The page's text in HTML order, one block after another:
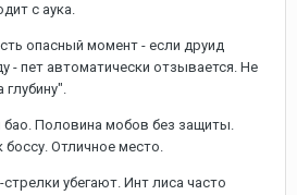
с аука.
опасный момент - если друид
- пет автоматически отзывается. Не
глубину".
бао. Половина мобов без защиты.
Отличное место.
убегают. Инт лиса часто